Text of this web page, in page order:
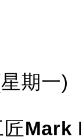
期一)
Mark